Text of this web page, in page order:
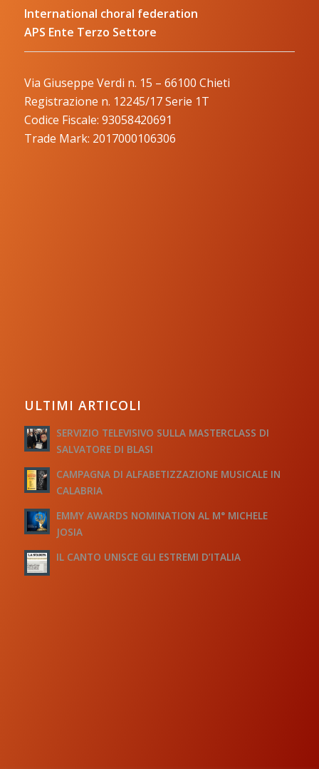
International choral federation
APS Ente Terzo Settore
Via Giuseppe Verdi n. 15 – 66100 Chieti
Registrazione n. 12245/17 Serie 1T
Codice Fiscale: 93058420691
Trade Mark: 2017000106306
ULTIMI ARTICOLI
SERVIZIO TELEVISIVO SULLA MASTERCLASS DI
SALVATORE DI BLASI
CAMPAGNA DI ALFABETIZZAZIONE MUSICALE IN
CALABRIA
EMMY AWARDS NOMINATION AL M° MICHELE
JOSIA
IL CANTO UNISCE GLI ESTREMI D’ITALIA